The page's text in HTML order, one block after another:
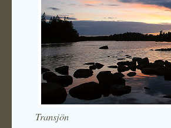
Transjön